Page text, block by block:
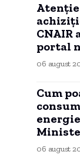
Atenție
CNAIR
portal
06 august
Cum
către
06 august